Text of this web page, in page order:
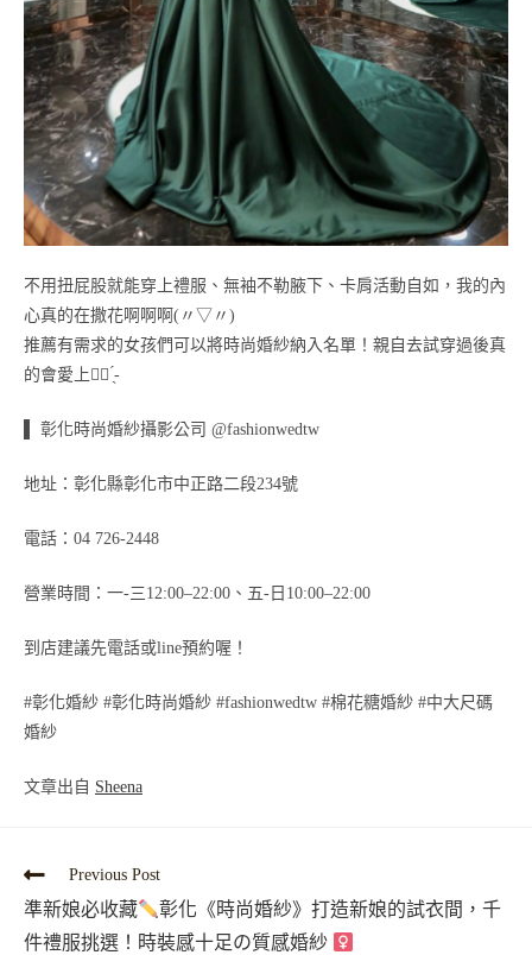
不用扭屁股就能穿上禮服、無袖不勒腋下、卡肩活動自如，我的內
心真的在撒花啊啊啊(〃▽〃)
推薦有需求的女孩們可以將時尚婚紗納入名單！親自去試穿過後真
的會愛上‎♡⃛ ̖́-
▌ 彰化時尚婚紗攝影公司‎ @fashionwedtw
地址：彰化縣彰化市中正路二段234號
電話：04 726-2448
營業時間：一-三12:00–22:00、五-日10:00–22:00
到店建議先電話或line預約喔！
#彰化婚紗 #彰化時尚婚紗 #fashionwedtw #棉花糖婚紗 #中大尺碼
婚紗
文章出自 Sheena
Previous Post
準新娘必收藏
彰化《時尚婚紗》打造新娘的試衣間，千
件禮服挑選！時裝感十足の質感婚紗 ‍